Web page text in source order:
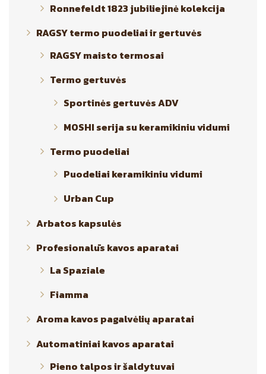
Ronnefeldt 1823 jubiliejinė kolekcija
RAGSY termo puodeliai ir gertuvės
RAGSY maisto termosai
Termo gertuvės
Sportinės gertuvės ADV
MOSHI serija su keramikiniu vidumi
Termo puodeliai
Puodeliai keramikiniu vidumi
Urban Cup
Arbatos kapsulės
Profesionalūs kavos aparatai
La Spaziale
Fiamma
Aroma kavos pagalvėlių aparatai
Automatiniai kavos aparatai
Pieno talpos ir šaldytuvai